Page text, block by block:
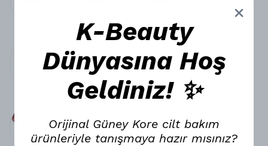
K-Beauty
Dünyasına Hoş
Geldiniz! ✨
Orijinal Güney Kore cilt bakım
ürünleriyle tanışmaya hazır mısınız?